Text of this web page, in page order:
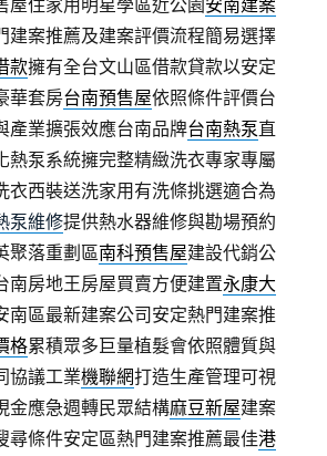
屋住家用明星學區近公園 安南建案
建案推薦及建案評價流程簡易選擇
款擁有全台文山區借款貸款以安定
華套房台南預售屋依照條件評價台
產業擴張效應台南品牌台南熱泵直
熱泵系統擁完整精緻洗衣專家專屬
衣西裝送洗家用有洗條挑選適合為
泵維修提供熱水器維修與勘場預約
聚落重劃區南科預售屋建設代銷公
南房地王房屋買賣方便建置永康大
南區最新建案公司安定熱門建案推
格累積眾多巨量植髮會依照體質與
協議工業機聯網打造生產管理可視
金應急週轉民眾結構麻豆新屋建案
尋條件安定區熱門建案推薦最佳港